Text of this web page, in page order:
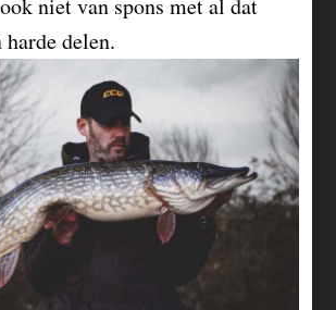
niet van spons met al dat
harde delen.